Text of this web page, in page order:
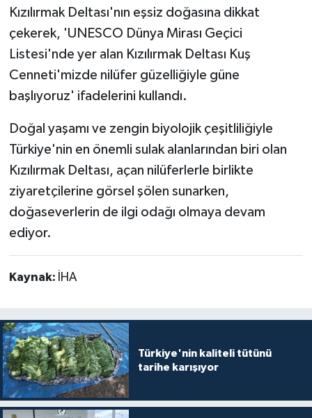
Kızılırmak Deltası'nın eşsiz doğasına dikkat
çekerek, 'UNESCO Dünya Mirası Geçici
Listesi'nde yer alan Kızılırmak Deltası Kuş
Cenneti'mizde nilüfer güzelliğiyle güne
başlıyoruz' ifadelerini kullandı.
Doğal yaşamı ve zengin biyolojik çeşitliliğiyle
Türkiye'nin en önemli sulak alanlarından biri olan
Kızılırmak Deltası, açan nilüferlerle birlikte
ziyaretçilerine görsel şölen sunarken,
doğaseverlerin de ilgi odağı olmaya devam
ediyor.
Kaynak: İHA
Türkiye'nin kaliteli tütünü
tarihe karışıyor